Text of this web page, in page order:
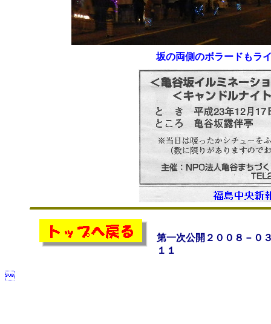
坂の両側のボラードもラ
第一次公開２００８－０
１１
